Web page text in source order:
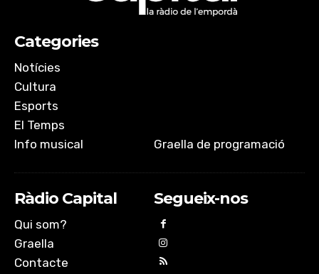
Categories
Notícies
Cultura
Esports
El Temps
Info musical
Graella de programació
Ràdio Capital
Qui som?
Graella
Contacte
Segueix-nos